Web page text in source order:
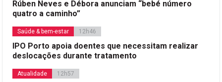
Rúben Neves e Débora anunciam “bebé número
quatro a caminho”
Saúde & bem-estar 12h46
IPO Porto apoia doentes que necessitam realizar
deslocações durante tratamento
Atualidade 12h57